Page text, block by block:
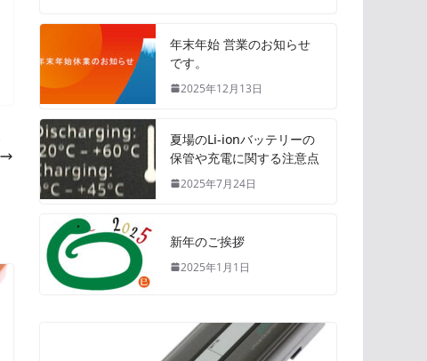
年末年始 営業のお知らせ
です。
2025年12月13日
夏場のLi-ionバッテリーの
保管や充電に関する注意点
2025年7月24日
新年のご挨拶
2025年1月1日